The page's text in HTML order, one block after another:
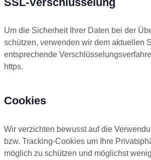
Um die Sicherheit Ihrer Daten bei der
schützen, verwenden wir dem aktuellen
entsprechende
https.
Cookies
Wir verzichten bewusst auf die
bzw. Tracking-Cookies um Ihre
möglich zu schützen und möglichst